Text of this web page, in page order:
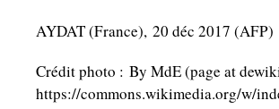
AYDAT (France), 20 déc 2017 (AFP)
Crédit photo : By MdE (page at
https://commons.wikimedia.org/w/